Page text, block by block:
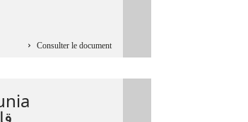
Consulter le document